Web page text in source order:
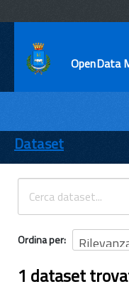
OpenData
ENTI
TEMI
INFORMAZIONI
Dataset
Ordina per
1 dataset